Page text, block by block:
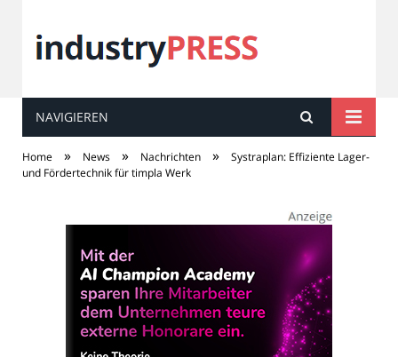
industryPRESS
NAVIGIEREN
Home » News » Nachrichten »
Systraplan: Effiziente Lager-
und Fördertechnik für timpla Werk